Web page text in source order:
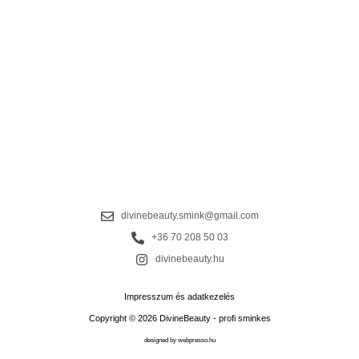
divinebeauty.smink@gmail.com
+36 70 208 50 03
divinebeauty.hu
Impresszum és adatkezelés
Copyright © 2026 DivineBeauty - profi sminkes
designed by webpresso.hu